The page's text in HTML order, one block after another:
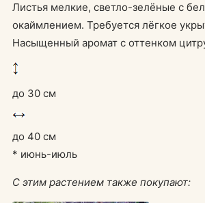
Листья мелкие, светло-зелёные с
окаймлением. Требуется лёгкое
Насыщенный аромат с оттенком
до 30 см
до 40 см
* июнь-июль
С этим растением также покупают: